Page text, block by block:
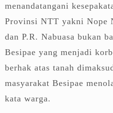
menandatangani
Provinsi NTT yakni Nope
dan P.R. Nabuasa bukan
Besipae yang menjadi
berhak atas tanah
masyarakat Besipae
kata warga.